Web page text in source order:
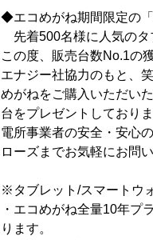
◆エコめがね期間限定の
先着500名様に人気のタ
この度、販売台数No.1の
エナジー社協力のもと、
めがねをご購入いただい
台をプレゼントしており
電所事業者の安全・安心
ローズまでお気軽にお問
※タブレット/スマートウ
・エコめがね全量10年プ
ります。